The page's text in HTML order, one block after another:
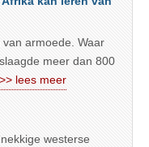
armoede. Waar
meer dan 800
lees meer
westerse